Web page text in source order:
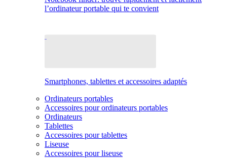
l’ordinateur portable qui te convient
Smartphones, tablettes et accessoires adaptés
Ordinateurs portables
Accessoires pour ordinateurs portables
Ordinateurs
Tablettes
Accessoires pour tablettes
Liseuse
Accessoires pour liseuse